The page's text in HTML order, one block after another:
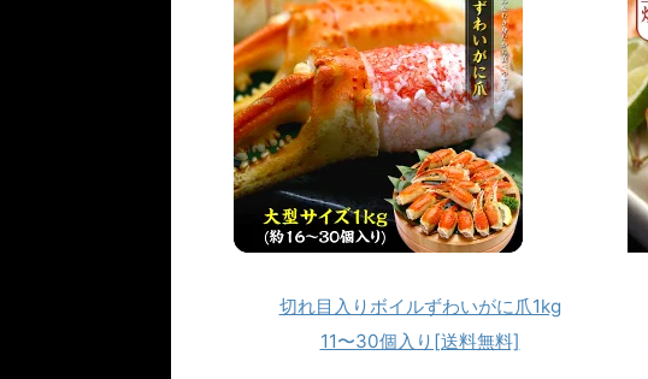
切れ目入りボイルずわいがに爪1kg
11〜30個入り[送料無料]